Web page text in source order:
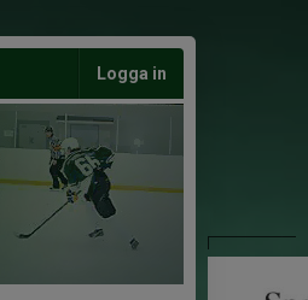
Logga in